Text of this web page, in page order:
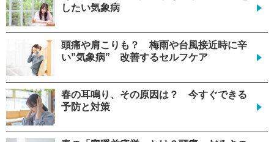
したい気象病
頭痛や肩こりも？ 梅雨や台風接近時に辛
い”気象病” 改善するセルフケア
春の耳鳴り、その原因は？ 今すぐできる
予防と対策